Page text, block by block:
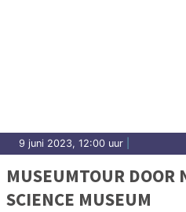
9 juni 2023, 12:00 uur
MUSEUMTOUR DOOR
SCIENCE MUSEUM